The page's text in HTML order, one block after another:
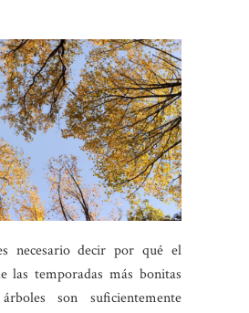
necesario decir por qué el
las temporadas más bonitas
son suficientemente